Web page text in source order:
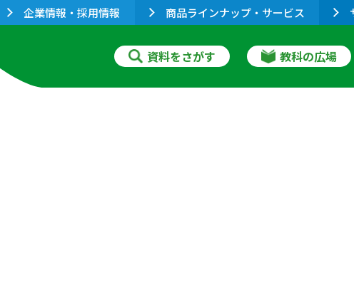
企業情報・採用情報 商品ラインナップ・サービス
資料をさがす 教科の広場